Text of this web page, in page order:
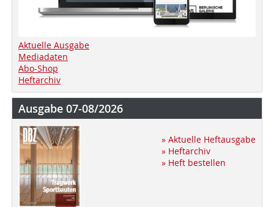
Aktuelle Ausgabe
Mediadaten
Abo-Shop
Heftarchiv
Ausgabe 07-08/2026
» Aktuelle Heftausgabe
» Heftarchiv
» Heft bestellen